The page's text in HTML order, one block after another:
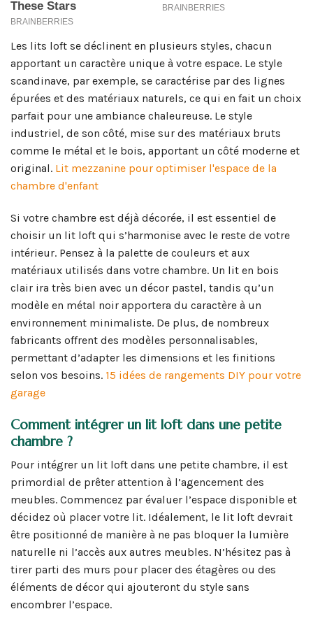
Les lits loft se déclinent en plusieurs styles, chacun
apportant un caractère unique à votre espace. Le style
scandinave, par exemple, se caractérise par des lignes
épurées et des matériaux naturels, ce qui en fait un choix
parfait pour une ambiance chaleureuse. Le style
industriel, de son côté, mise sur des matériaux bruts
comme le métal et le bois, apportant un côté moderne et
original. Lit mezzanine pour optimiser l'espace de la
chambre d'enfant
Si votre chambre est déjà décorée, il est essentiel de
choisir un lit loft qui s’harmonise avec le reste de votre
intérieur. Pensez à la palette de couleurs et aux
matériaux utilisés dans votre chambre. Un lit en bois
clair ira très bien avec un décor pastel, tandis qu’un
modèle en métal noir apportera du caractère à un
environnement minimaliste. De plus, de nombreux
fabricants offrent des modèles personnalisables,
permettant d’adapter les dimensions et les finitions
selon vos besoins. 15 idées de rangements DIY pour votre
garage
Comment intégrer un lit loft dans une petite
chambre ?
Pour intégrer un lit loft dans une petite chambre, il est
primordial de prêter attention à l’agencement des
meubles. Commencez par évaluer l’espace disponible et
décidez où placer votre lit. Idéalement, le lit loft devrait
être positionné de manière à ne pas bloquer la lumière
naturelle ni l’accès aux autres meubles. N’hésitez pas à
tirer parti des murs pour placer des étagères ou des
éléments de décor qui ajouteront du style sans
encombrer l’espace.